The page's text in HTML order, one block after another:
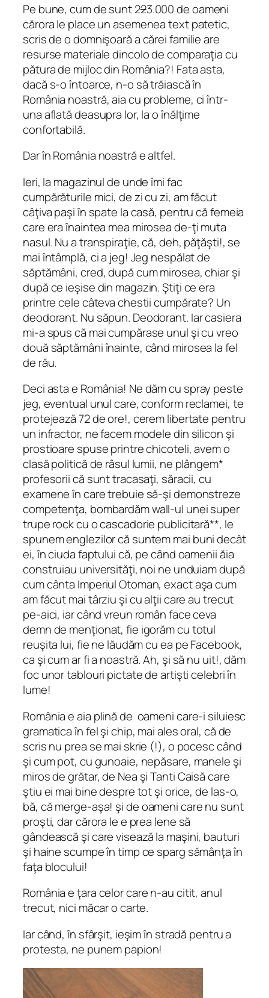
Pe bune, cum de sunt 223.000 de oameni
cărora le place un asemenea text patetic,
scris de o domnişoară a cărei familie are
resurse materiale dincolo de comparaţia cu
pătura de mijloc din România?! Fata asta,
dacă s-o întoarce, n-o să trăiască în
România noastră, aia cu probleme, ci într-
una aflată deasupra lor, la o înălţime
confortabilă.
Dar în România noastră e altfel.
Ieri, la magazinul de unde îmi fac
cumpărăturile mici, de zi cu zi, am făcut
câţiva paşi în spate la casă, pentru că femeia
care era înaintea mea mirosea de-ţi muta
nasul. Nu a transpiraţie, că, deh, păţăşti!, se
mai întâmplă, ci a jeg! Jeg nespălat de
săptămâni, cred, după cum mirosea, chiar şi
după ce ieşise din magazin. Ştiţi ce era
printre cele câteva chestii cumpărate? Un
deodorant. Nu săpun. Deodorant. Iar casiera
mi-a spus că mai cumpărase unul şi cu vreo
două săptămâni înainte, când mirosea la fel
de rău.
Deci asta e România! Ne dăm cu spray peste
jeg, eventual unul care, conform reclamei, te
protejează 72 de ore!, cerem libertate pentru
un infractor, ne facem modele din silicon şi
prostioare spuse printre chicoteli, avem o
clasă politică de râsul lumii, ne plângem*
profesorii că sunt tracasaţi, săracii, cu
examene în care trebuie să-şi demonstreze
competenţa, bombardăm wall-ul unei super
trupe rock cu o cascadorie publicitară**, le
spunem englezilor că suntem mai buni decât
ei, în ciuda faptului că, pe când oamenii ăia
construiau universităţi, noi ne unduiam după
cum cânta Imperiul Otoman, exact aşa cum
am făcut mai târziu şi cu alţii care au trecut
pe-aici, iar când vreun român face ceva
demn de menţionat, fie igorăm cu totul
reuşita lui, fie ne lăudăm cu ea pe Facebook,
ca şi cum ar fi a noastră. Ah, şi să nu uit!, dăm
foc unor tablouri pictate de artişti celebri în
lume!
România e aia plină de oameni care-i siluiesc
gramatica în fel şi chip, mai ales oral, că de
scris nu prea se mai skrie (!), o pocesc când
şi cum pot, cu gunoaie, nepăsare, manele şi
miros de grătar, de Nea şi Tanti Caisă care
ştiu ei mai bine despre tot şi orice, de las-o,
bă, că merge-aşa! şi de oameni care nu sunt
proşti, dar cărora le e prea lene să
gândească şi care visează la maşini, bauturi
şi haine scumpe în timp ce sparg sămânţa în
faţa blocului!
România e ţara celor care n-au citit, anul
trecut, nici măcar o carte.
Iar când, în sfârşit, ieşim în stradă pentru a
protesta, ne punem papion!